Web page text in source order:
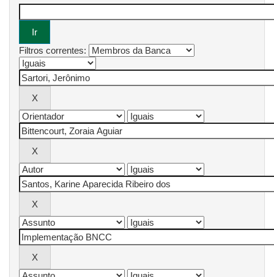
Filtros correntes: